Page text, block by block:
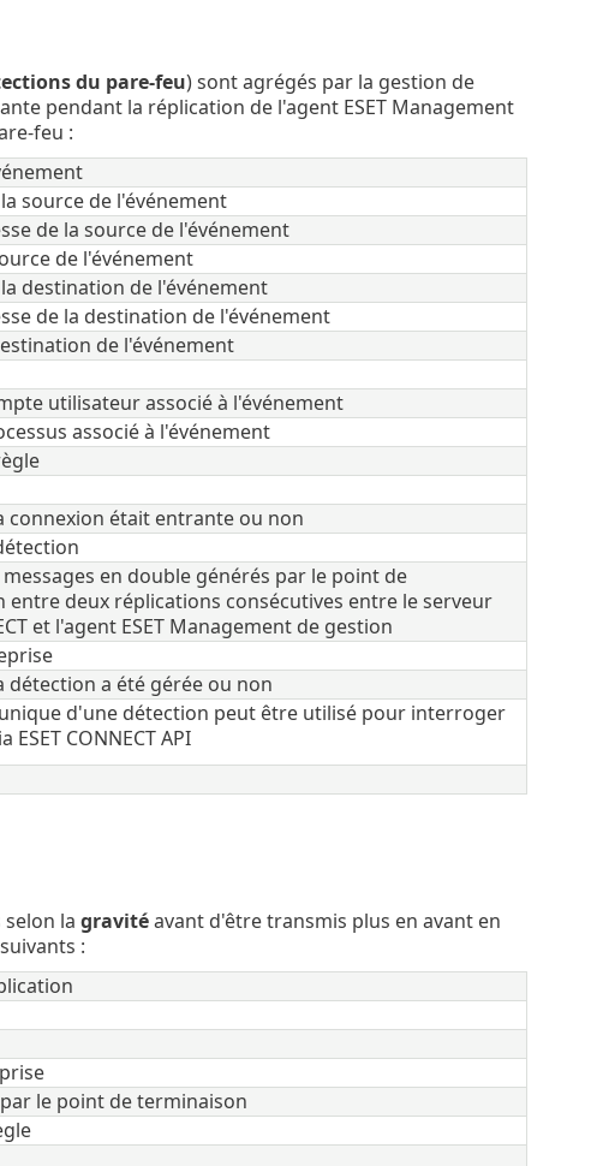
du pare-feu) sont agrégés par la gestion de
pendant la réplication de l'agent ESET Management
feu :
source de l'événement
de la source de l'événement
de l'événement
destination de l'événement
de la destination de l'événement
de l'événement
utilisateur associé à l'événement
associé à l'événement
connexion était entrante ou non
en double générés par le point de
entre deux réplications consécutives entre le serveur
et l'agent ESET Management de gestion
détection a été gérée ou non
d'une détection peut être utilisé pour interroger
ESET CONNECT API
la gravitéavant d'être transmis plus en avant en
:
le point de terminaison